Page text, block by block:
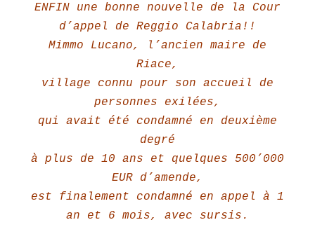
ENFIN une bonne nouvelle de la Cour
d’appel de Reggio Calabria!!
Mimmo Lucano, l’ancien maire de
Riace,
village connu pour son accueil de
personnes exilées,
qui avait été condamné en deuxième
degré
à plus de 10 ans et quelques 500’000
EUR d’amende,
est finalement condamné en appel à 1
an et 6 mois, avec sursis.